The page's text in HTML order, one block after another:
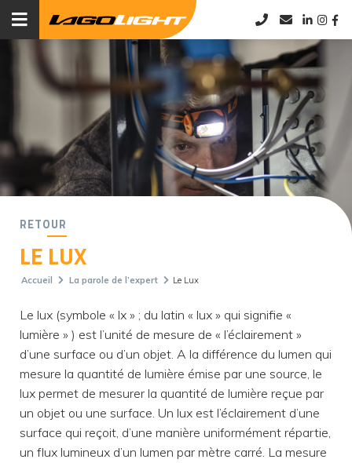
LE LUX
RETOUR
Accueil La parole de l’expert Le Lux
Le lux (symbole « lx » ; du latin « lux » qui signifie «
lumière » ) est l’unité de mesure de « l’éclairement »
d’une surface ou d’un objet. A la différence du lumen qui
mesure la quantité de lumière émise par une source, le
lux permet de mesurer la quantité de lumière reçue par
un objet ou une surface. Un lux est l’éclairement d’une
surface qui reçoit, d’une manière uniformément répartie,
un flux lumineux d’un lumen par mètre carré. La mesure